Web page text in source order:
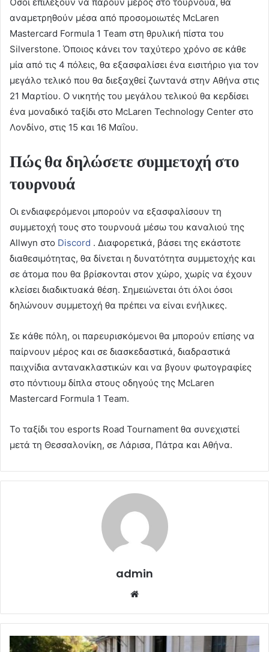
Όσοι επιλέξουν να πάρουν μέρος στο τουρνουά, θα
αναμετρηθούν μέσα από προσομοιωτές McLaren
Mastercard Formula 1 Team στη θρυλική πίστα του
Silverstone. Όποιος κάνει τον ταχύτερο χρόνο σε κάθε
μία από τις 4 πόλεις, θα εξασφαλίσει ένα εισιτήριο για τον
μεγάλο τελικό που θα διεξαχθεί ζωντανά στην Αθήνα στις
21 Μαρτίου. Ο νικητής του μεγάλου τελικού θα κερδίσει
ένα μοναδικό ταξίδι στο McLaren Technology Center στο
Λονδίνο, στις 15 και 16 Μαΐου.
Πώς θα δηλώσετε συμμετοχή στο
τουρνουά
Οι ενδιαφερόμενοι μπορούν να εξασφαλίσουν τη
συμμετοχή τους στο τουρνουά μέσω του καναλιού της
Allwyn στο Discord . Διαφορετικά, βάσει της εκάστοτε
διαθεσιμότητας, θα δίνεται η δυνατότητα συμμετοχής και
σε άτομα που θα βρίσκονται στον χώρο, χωρίς να έχουν
κλείσει διαδικτυακά θέση. Σημειώνεται ότι όλοι όσοι
δηλώνουν συμμετοχή θα πρέπει να είναι ενήλικες.
Σε κάθε πόλη, οι παρευρισκόμενοι θα μπορούν επίσης να
παίρνουν μέρος και σε διασκεδαστικά, διαδραστικά
παιχνίδια αντανακλαστικών και να βγουν φωτογραφίες
στο πόντιουμ δίπλα στους οδηγούς της McLaren
Mastercard Formula 1 Team.
Το ταξίδι του esports Road Tournament θα συνεχιστεί
μετά τη Θεσσαλονίκη, σε Λάρισα, Πάτρα και Αθήνα.
admin